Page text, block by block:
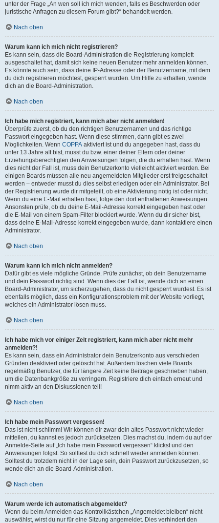
unter der Frage „An wen soll ich mich wenden, falls es Beschwerden oder
juristische Anfragen zu diesem Forum gibt?“ behandelt werden.
Nach oben
Warum kann ich mich nicht registrieren?
Es kann sein, dass die Board-Administration die Registrierung komplett
ausgeschaltet hat, damit sich keine neuen Benutzer mehr anmelden können.
Es könnte auch sein, dass deine IP-Adresse oder der Benutzername, mit dem
du dich registrieren möchtest, gesperrt wurden. Um Hilfe zu erhalten, wende
dich an die Board-Administration.
Nach oben
Ich habe mich registriert, kann mich aber nicht anmelden!
Überprüfe zuerst, ob du den richtigen Benutzernamen und das richtige
Passwort eingegeben hast. Wenn diese stimmen, dann gibt es zwei
Möglichkeiten. Wenn COPPA aktiviert ist und du angegeben hast, dass du
unter 13 Jahre alt bist, musst du bzw. einer deiner Eltern oder deiner
Erziehungsberechtigten den Anweisungen folgen, die du erhalten hast. Wenn
dies nicht der Fall ist, muss dein Benutzerkonto vielleicht aktiviert werden. Bei
einigen Boards müssen alle neu angemeldeten Mitglieder erst freigeschaltet
werden – entweder musst du dies selbst erledigen oder ein Administrator. Bei
der Registrierung wurde dir mitgeteilt, ob eine Aktivierung nötig ist oder nicht.
Wenn du eine E-Mail erhalten hast, folge den dort enthaltenen Anweisungen.
Ansonsten prüfe, ob du deine E-Mail-Adresse korrekt eingegeben hast oder
die E-Mail von einem Spam-Filter blockiert wurde. Wenn du dir sicher bist,
dass deine E-Mail-Adresse korrekt eingegeben wurde, dann kontaktiere einen
Administrator.
Nach oben
Warum kann ich mich nicht anmelden?
Dafür gibt es viele mögliche Gründe. Prüfe zunächst, ob dein Benutzername
und dein Passwort richtig sind. Wenn dies der Fall ist, wende dich an einen
Board-Administrator, um sicherzugehen, dass du nicht gesperrt wurdest. Es ist
ebenfalls möglich, dass ein Konfigurationsproblem mit der Website vorliegt,
welches ein Administrator lösen muss.
Nach oben
Ich habe mich vor einiger Zeit registriert, kann mich aber nicht mehr
anmelden?!
Es kann sein, dass ein Administrator dein Benutzerkonto aus verschieden
Gründen deaktiviert oder gelöscht hat. Außerdem löschen viele Boards
regelmäßig Benutzer, die für längere Zeit keine Beiträge geschrieben haben,
um die Datenbankgröße zu verringern. Registriere dich einfach erneut und
nimm aktiv an den Diskussionen teil!
Nach oben
Ich habe mein Passwort vergessen!
Das ist nicht schlimm! Wir können dir zwar dein altes Passwort nicht wieder
mitteilen, du kannst es jedoch zurücksetzen. Dies machst du, indem du auf der
Anmelde-Seite auf „Ich habe mein Passwort vergessen“ klickst und den
Anweisungen folgst. So solltest du dich schnell wieder anmelden können.
Solltest du trotzdem nicht in der Lage sein, dein Passwort zurückzusetzen, so
wende dich an die Board-Administration.
Nach oben
Warum werde ich automatisch abgemeldet?
Wenn du beim Anmelden das Kontrollkästchen „Angemeldet bleiben“ nicht
auswählst, wirst du nur für eine Sitzung angemeldet. Dies verhindert den